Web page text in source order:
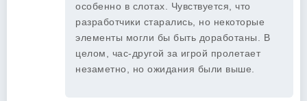
особенно в слотах. Чувствуется, что
разработчики старались, но некоторые
элементы могли бы быть доработаны. В
целом, час-другой за игрой пролетает
незаметно, но ожидания были выше.